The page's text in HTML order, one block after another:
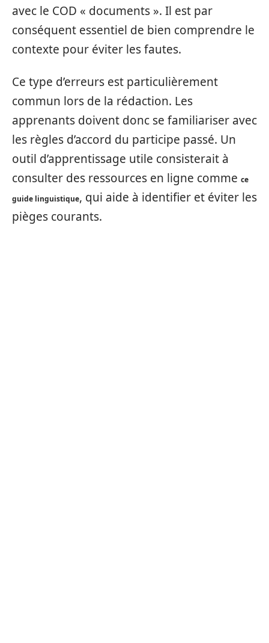
avec le COD « documents ». Il est par
conséquent essentiel de bien comprendre le
contexte pour éviter les fautes.
Ce type d’erreurs est particulièrement
commun lors de la rédaction. Les
apprenants doivent donc se familiariser avec
les règles d’accord du participe passé. Un
outil d’apprentissage utile consisterait à
consulter des ressources en ligne comme ce
guide linguistique, qui aide à identifier et éviter les
pièges courants.